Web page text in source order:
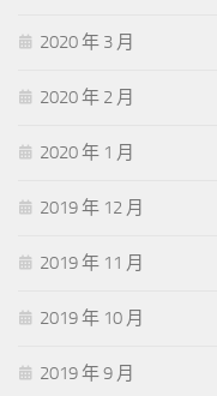
2020 年 3 月
2020 年 2 月
2020 年 1 月
2019 年 12 月
2019 年 11 月
2019 年 10 月
2019 年 9 月